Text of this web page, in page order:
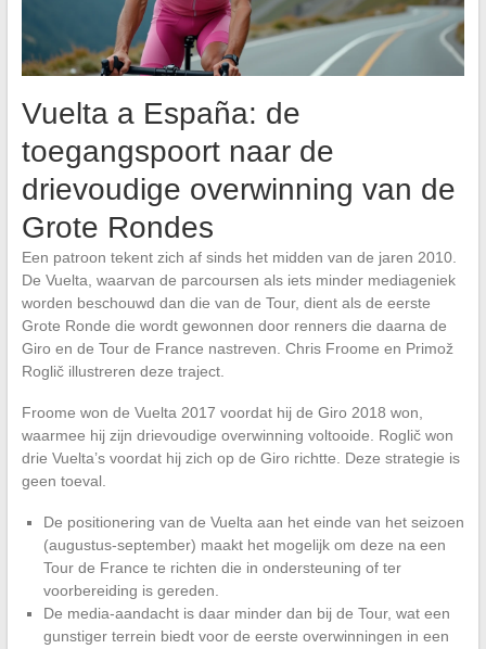
Vuelta a España: de
toegangspoort naar de
drievoudige overwinning van de
Grote Rondes
Een patroon tekent zich af sinds het midden van de jaren 2010.
De Vuelta, waarvan de parcoursen als iets minder mediageniek
worden beschouwd dan die van de Tour, dient als de eerste
Grote Ronde die wordt gewonnen door renners die daarna de
Giro en de Tour de France nastreven. Chris Froome en Primož
Roglič illustreren deze traject.
Froome won de Vuelta 2017 voordat hij de Giro 2018 won,
waarmee hij zijn drievoudige overwinning voltooide. Roglič won
drie Vuelta’s voordat hij zich op de Giro richtte. Deze strategie is
geen toeval.
De positionering van de Vuelta aan het einde van het seizoen
(augustus-september) maakt het mogelijk om deze na een
Tour de France te richten die in ondersteuning of ter
voorbereiding is gereden.
De media-aandacht is daar minder dan bij de Tour, wat een
gunstiger terrein biedt voor de eerste overwinningen in een